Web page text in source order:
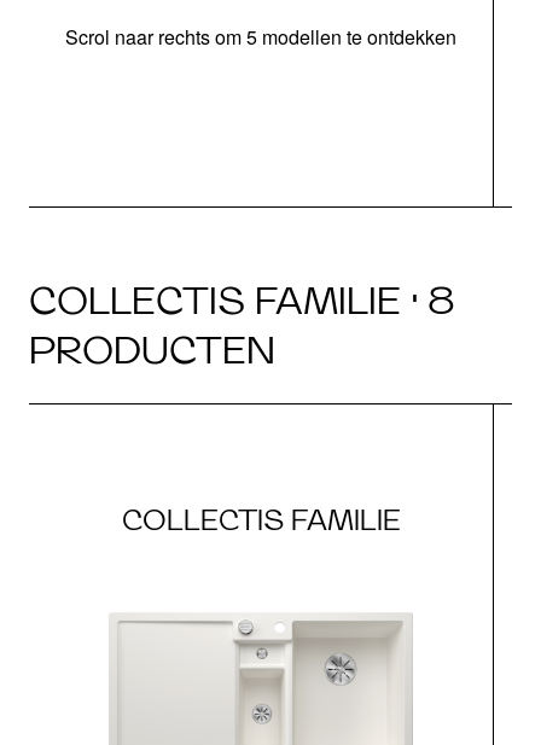
Scrol naar rechts om 5 modellen te ontdekken
COLLECTIS FAMILIE · 8
PRODUCTEN
COLLECTIS FAMILIE